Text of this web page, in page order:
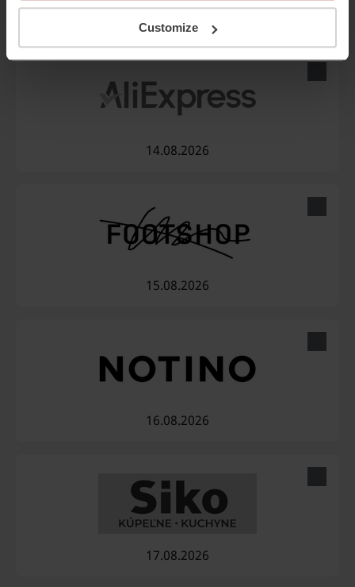
Customize
14.08.2026
15.08.2026
16.08.2026
17.08.2026